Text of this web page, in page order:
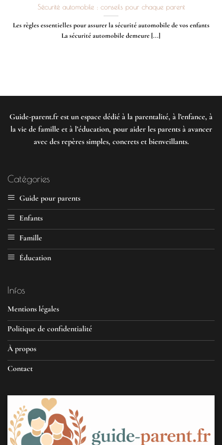
Sécurité automobile : conseils pour chaque parent
Les règles essentielles pour assurer la sécurité automobile de vos enfants
La sécurité automobile demeure [...]
Guide-parent.fr est un espace dédié à la parentalité, à l’enfance, à
la vie de famille et à l’éducation, pour aider les parents à avancer
avec des repères simples, concrets et bienveillants.
Catégories
Guide pour parents
Enfants
Famille
Éducation
Infos
Mentions légales
Politique de confidentialité
À propos
Contact